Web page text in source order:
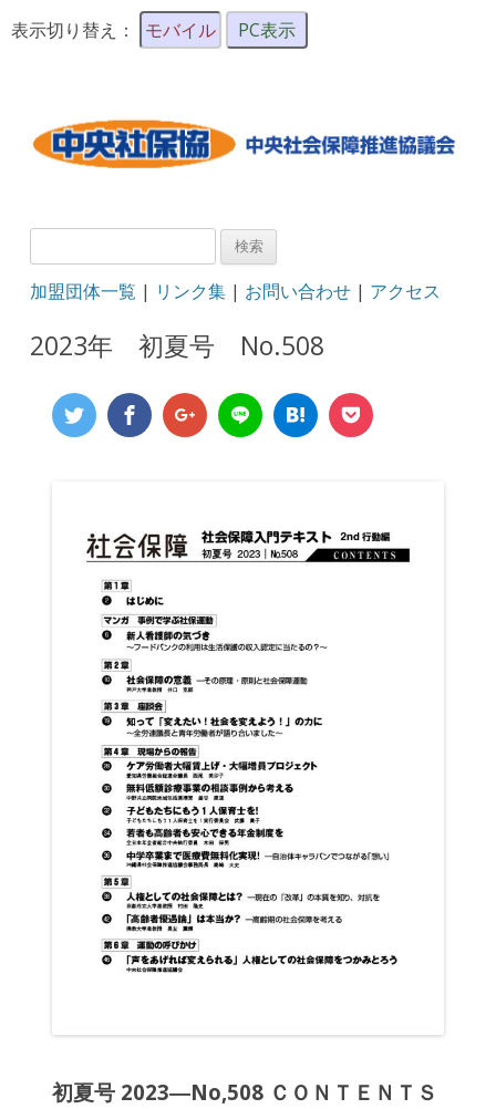
表示切り替え： モバイル PC表示
検
加盟団体一覧 | リンク集 | お問い合わせ | アクセス
2023年 初夏号 No.508
初夏号 2023―No,508 ＣＯＮＴＥＮＴＳ